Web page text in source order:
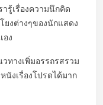
ารู้เรื่องความนึกคิด
ยงต่างๆของนักแสดง
อง
ทางเพิ่มอรรถรสรวม
นังเรื่องโปรดได้มาก